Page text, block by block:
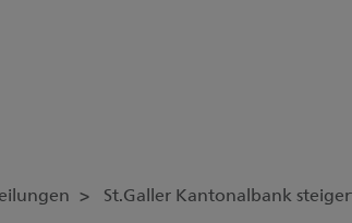
St.Galler Kantonalbank